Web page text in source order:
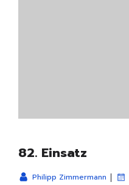
82. Einsatz
Philipp Zimmermann |